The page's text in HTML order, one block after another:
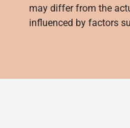
may differ from the
influenced by factors